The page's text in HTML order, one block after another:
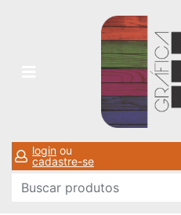
login ou
cadastre-se